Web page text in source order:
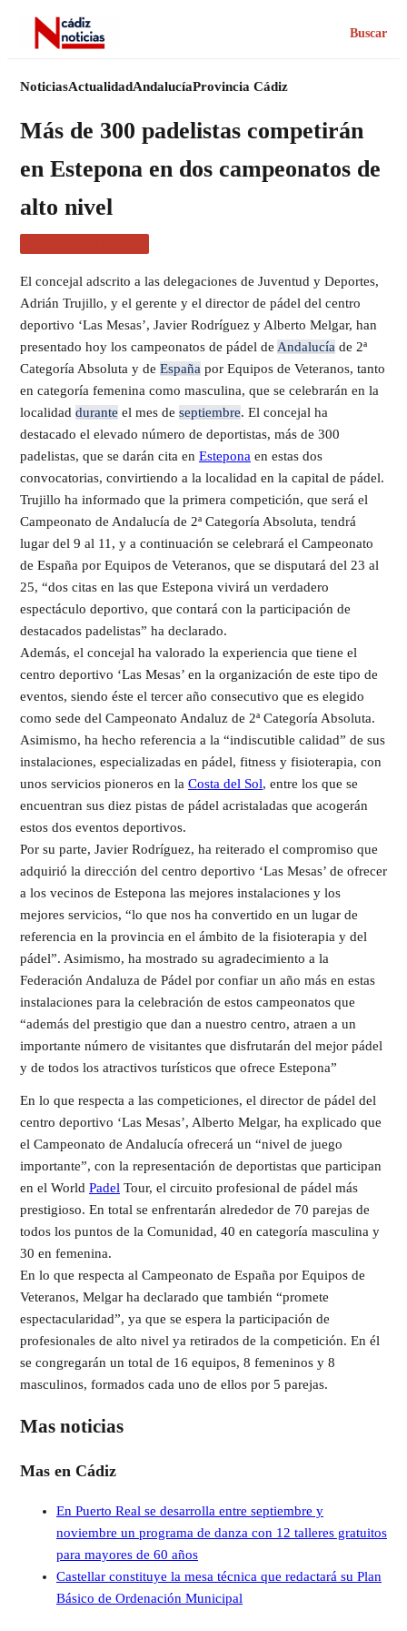
Buscar
NoticiasActualidadAndalucíaProvincia Cádiz
Más de 300 padelistas competirán
en Estepona en dos campeonatos de
alto nivel
El concejal adscrito a las delegaciones de Juventud y Deportes,
Adrián Trujillo, y el gerente y el director de pádel del centro
deportivo ‘Las Mesas’, Javier Rodríguez y Alberto Melgar, han
presentado hoy los campeonatos de pádel de Andalucía de 2ª
Categoría Absoluta y de España por Equipos de Veteranos, tanto
en categoría femenina como masculina, que se celebrarán en la
localidad durante el mes de septiembre. El concejal ha
destacado el elevado número de deportistas, más de 300
padelistas, que se darán cita en Estepona en estas dos
convocatorias, convirtiendo a la localidad en la capital de pádel.
Trujillo ha informado que la primera competición, que será el
Campeonato de Andalucía de 2ª Categoría Absoluta, tendrá
lugar del 9 al 11, y a continuación se celebrará el Campeonato
de España por Equipos de Veteranos, que se disputará del 23 al
25, “dos citas en las que Estepona vivirá un verdadero
espectáculo deportivo, que contará con la participación de
destacados padelistas” ha declarado.
Además, el concejal ha valorado la experiencia que tiene el
centro deportivo ‘Las Mesas’ en la organización de este tipo de
eventos, siendo éste el tercer año consecutivo que es elegido
como sede del Campeonato Andaluz de 2ª Categoría Absoluta.
Asimismo, ha hecho referencia a la “indiscutible calidad” de sus
instalaciones, especializadas en pádel, fitness y fisioterapia, con
unos servicios pioneros en la Costa del Sol, entre los que se
encuentran sus diez pistas de pádel acristaladas que acogerán
estos dos eventos deportivos.
Por su parte, Javier Rodríguez, ha reiterado el compromiso que
adquirió la dirección del centro deportivo ‘Las Mesas’ de ofrecer
a los vecinos de Estepona las mejores instalaciones y los
mejores servicios, “lo que nos ha convertido en un lugar de
referencia en la provincia en el ámbito de la fisioterapia y del
pádel”. Asimismo, ha mostrado su agradecimiento a la
Federación Andaluza de Pádel por confiar un año más en estas
instalaciones para la celebración de estos campeonatos que
“además del prestigio que dan a nuestro centro, atraen a un
importante número de visitantes que disfrutarán del mejor pádel
y de todos los atractivos turísticos que ofrece Estepona”
En lo que respecta a las competiciones, el director de pádel del
centro deportivo ‘Las Mesas’, Alberto Melgar, ha explicado que
el Campeonato de Andalucía ofrecerá un “nivel de juego
importante”, con la representación de deportistas que participan
en el World Padel Tour, el circuito profesional de pádel más
prestigioso. En total se enfrentarán alrededor de 70 parejas de
todos los puntos de la Comunidad, 40 en categoría masculina y
30 en femenina.
En lo que respecta al Campeonato de España por Equipos de
Veteranos, Melgar ha declarado que también “promete
espectacularidad”, ya que se espera la participación de
profesionales de alto nivel ya retirados de la competición. En él
se congregarán un total de 16 equipos, 8 femeninos y 8
masculinos, formados cada uno de ellos por 5 parejas.
Mas noticias
Mas en Cádiz
En Puerto Real se desarrolla entre septiembre y
noviembre un programa de danza con 12 talleres gratuitos
para mayores de 60 años
Castellar constituye la mesa técnica que redactará su Plan
Básico de Ordenación Municipal